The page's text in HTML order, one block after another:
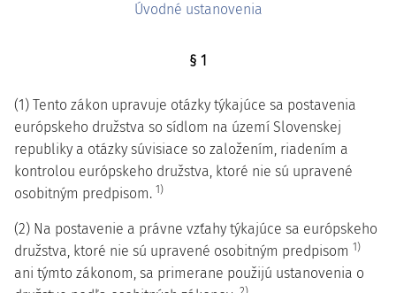
Úvodné ustanovenia
§ 1
(1) Tento zákon upravuje otázky týkajúce sa postavenia
európskeho družstva so sídlom na území Slovenskej
republiky a otázky súvisiace so založením, riadením a
kontrolou európskeho družstva, ktoré nie sú upravené
osobitným predpisom. 1)
(2) Na postavenie a právne vzťahy týkajúce sa európskeho
družstva, ktoré nie sú upravené osobitným predpisom 1)
ani týmto zákonom, sa primerane použijú ustanovenia o